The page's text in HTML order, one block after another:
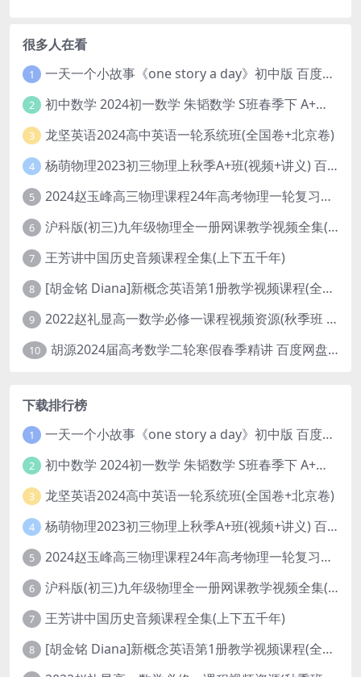
很多人在看
1 一天一个小故事《one story a day》初中版 百度网盘分享下载
2 初中数学 2024初一数学 朱韬数学 S班春季下 A+班春季下 百度云网盘
3 龙坚英语2024高中英语一轮系统班(全国卷+北京卷)
4 杨萌物理2023初三物理上秋季A+班(视频+讲义) 百度网盘分享
5 2024赵玉峰高三物理课程24年高考物理一轮复习网课教程
6 沪科版(初三)九年级物理全一册网课教学视频全集(录播版 杜春雨 66讲)
7 王芳讲中国历史音频课程全集(上下五千年)
8 [胡金铭 Diana]新概念英语第1册教学视频课程(全集 百度网盘下载)
9 2022赵礼显高一数学必修一课程视频资源(秋季班 含讲义)百度网盘云
10 胡源2024届高考数学二轮寒假春季精讲 百度网盘分享
下载排行榜
1 一天一个小故事《one story a day》初中版 百度网盘分享下载
2 初中数学 2024初一数学 朱韬数学 S班春季下 A+班春季下 百度云网盘
3 龙坚英语2024高中英语一轮系统班(全国卷+北京卷)
4 杨萌物理2023初三物理上秋季A+班(视频+讲义) 百度网盘分享
5 2024赵玉峰高三物理课程24年高考物理一轮复习网课教程
6 沪科版(初三)九年级物理全一册网课教学视频全集(录播版 杜春雨 66讲)
7 王芳讲中国历史音频课程全集(上下五千年)
8 [胡金铭 Diana]新概念英语第1册教学视频课程(全集 百度网盘下载)